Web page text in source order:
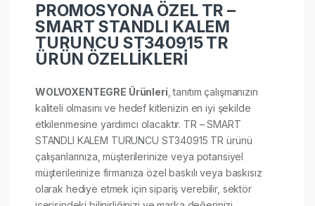
PROMOSYONA ÖZEL TR –
SMART STANDLI KALEM
TURUNCU ST340915 TR
ÜRÜN ÖZELLİKLERİ
WOLVOXENTEGRE Ürünleri , tanıtım çalışmanızın
kaliteli olmasını ve hedef kitlenizin en iyi şekilde
etkilenmesine yardımcı olacaktır. TR – SMART
STANDLI KALEM TURUNCU ST340915 TR ürünü
çalışanlarınıza, müşterilerinize veya potansiyel
müşterilerinize firmanıza özel baskılı veya baskısız
olarak hediye etmek için sipariş verebilir, sektör